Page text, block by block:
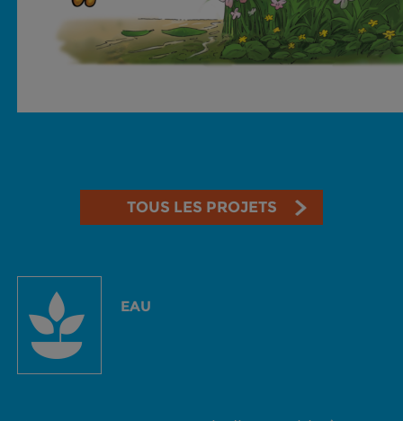
TOUS LES PROJETS
EAU